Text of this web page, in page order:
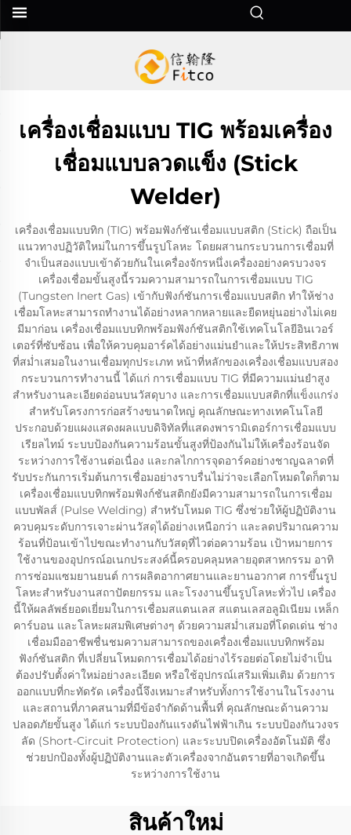
เครื่องเชื่อมแบบ TIG พร้อมเครื่อง
เชื่อมแบบลวดแข็ง (Stick
Welder)
เครื่องเชื่อมแบบทิก (TIG) พร้อมฟังก์ชันเชื่อมแบบสติก (Stick) ถือเป็น
แนวทางปฏิวัติใหม่ในการขึ้นรูปโลหะ โดยผสานกระบวนการเชื่อมที่
จำเป็นสองแบบเข้าด้วยกันในเครื่องจักรหนึ่งเครื่องอย่างครบวงจร
เครื่องเชื่อมขั้นสูงนี้รวมความสามารถในการเชื่อมแบบ TIG
(Tungsten Inert Gas) เข้ากับฟังก์ชันการเชื่อมแบบสติก ทำให้ช่าง
เชื่อมโลหะสามารถทำงานได้อย่างหลากหลายและยืดหยุ่นอย่างไม่เคย
มีมาก่อน เครื่องเชื่อมแบบทิกพร้อมฟังก์ชันสติกใช้เทคโนโลยีอินเวอร์
เตอร์ที่ซับซ้อน เพื่อให้ควบคุมอาร์คได้อย่างแม่นยำและให้ประสิทธิภาพ
ที่สม่ำเสมอในงานเชื่อมทุกประเภท หน้าที่หลักของเครื่องเชื่อมแบบสอง
กระบวนการทำงานนี้ ได้แก่ การเชื่อมแบบ TIG ที่มีความแม่นยำสูง
สำหรับงานละเอียดอ่อนบนวัสดุบาง และการเชื่อมแบบสติกที่แข็งแกร่ง
สำหรับโครงการก่อสร้างขนาดใหญ่ คุณลักษณะทางเทคโนโลยี
ประกอบด้วยแผงแสดงผลแบบดิจิทัลที่แสดงพารามิเตอร์การเชื่อมแบบ
เรียลไทม์ ระบบป้องกันความร้อนขั้นสูงที่ป้องกันไม่ให้เครื่องร้อนจัด
ระหว่างการใช้งานต่อเนื่อง และกลไกการจุดอาร์คอย่างชาญฉลาดที่
รับประกันการเริ่มต้นการเชื่อมอย่างราบรื่นไม่ว่าจะเลือกโหมดใดก็ตาม
เครื่องเชื่อมแบบทิกพร้อมฟังก์ชันสติกยังมีความสามารถในการเชื่อม
แบบพัลส์ (Pulse Welding) สำหรับโหมด TIG ซึ่งช่วยให้ผู้ปฏิบัติงาน
ควบคุมระดับการเจาะผ่านวัสดุได้อย่างเหนือกว่า และลดปริมาณความ
ร้อนที่ป้อนเข้าไปขณะทำงานกับวัสดุที่ไวต่อความร้อน เป้าหมายการ
ใช้งานของอุปกรณ์อเนกประสงค์นี้ครอบคลุมหลายอุตสาหกรรม อาทิ
การซ่อมแซมยานยนต์ การผลิตอากาศยานและยานอวกาศ การขึ้นรูป
โลหะสำหรับงานสถาปัตยกรรม และโรงงานขึ้นรูปโลหะทั่วไป เครื่อง
นี้ให้ผลลัพธ์ยอดเยี่ยมในการเชื่อมสแตนเลส สแตนเลสอลูมิเนียม เหล็ก
คาร์บอน และโลหะผสมพิเศษต่างๆ ด้วยความสม่ำเสมอที่โดดเด่น ช่าง
เชื่อมมืออาชีพชื่นชมความสามารถของเครื่องเชื่อมแบบทิกพร้อม
ฟังก์ชันสติก ที่เปลี่ยนโหมดการเชื่อมได้อย่างไร้รอยต่อโดยไม่จำเป็น
ต้องปรับตั้งค่าใหม่อย่างละเอียด หรือใช้อุปกรณ์เสริมเพิ่มเติม ด้วยการ
ออกแบบที่กะทัดรัด เครื่องนี้จึงเหมาะสำหรับทั้งการใช้งานในโรงงาน
และสถานที่ภาคสนามที่มีข้อจำกัดด้านพื้นที่ คุณลักษณะด้านความ
ปลอดภัยขั้นสูง ได้แก่ ระบบป้องกันแรงดันไฟฟ้าเกิน ระบบป้องกันวงจร
ลัด (Short-Circuit Protection) และระบบปิดเครื่องอัตโนมัติ ซึ่ง
ช่วยปกป้องทั้งผู้ปฏิบัติงานและตัวเครื่องจากอันตรายที่อาจเกิดขึ้น
ระหว่างการใช้งาน
สินค้าใหม่